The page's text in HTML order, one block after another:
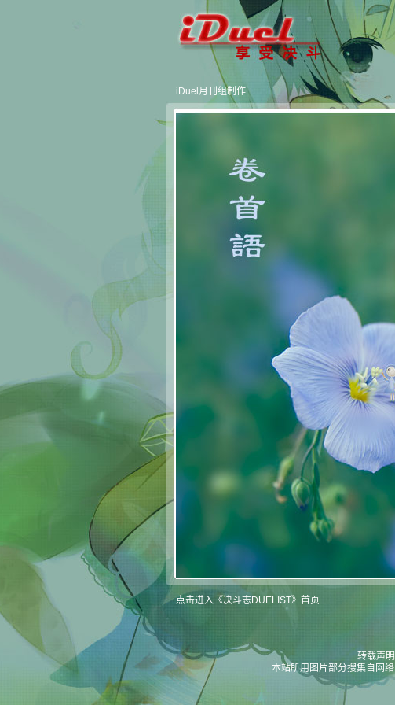
iDuel月刊组制作
点击进入《决斗志DUELIST》首页
转载声
本站所用图片部分搜集自网